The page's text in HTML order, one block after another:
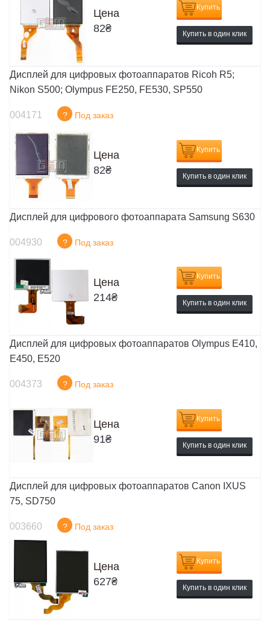
Цена
82₴
Купить
Купить в один клик
Дисплей для цифровых фотоаппаратов Ricoh R5;
Nikon S500; Olympus FE250, FE530, SP550
004171 ? Под заказ
Цена
82₴
Купить
Купить в один клик
Дисплей для цифрового фотоаппарата Samsung S630
004930 ? Под заказ
Цена
214₴
Купить
Купить в один клик
Дисплей для цифровых фотоаппаратов Olympus E410,
E450, E520
004373 ? Под заказ
Цена
91₴
Купить
Купить в один клик
Дисплей для цифровых фотоаппаратов Canon IXUS
75, SD750
003660 ? Под заказ
Цена
627₴
Купить
Купить в один клик